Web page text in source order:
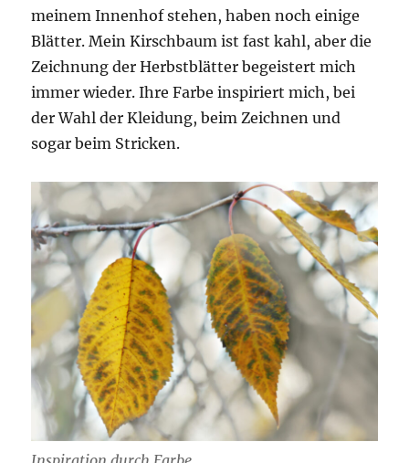
meinem Innenhof stehen, haben noch einige
Blätter. Mein Kirschbaum ist fast kahl, aber die
Zeichnung der Herbstblätter begeistert mich
immer wieder. Ihre Farbe inspiriert mich, bei
der Wahl der Kleidung, beim Zeichnen und
sogar beim Stricken.